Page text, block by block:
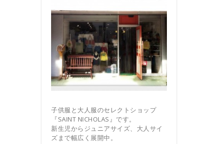
子供服と大人服のセレクトショップ
『SAINT NICHOLAS』です。
新生児からジュニアサイズ、大人サイ
ズまで幅広く展開中。